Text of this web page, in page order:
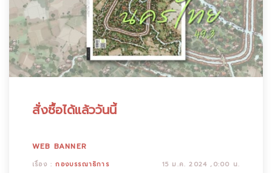
สั่งซื้อได้แล้ววันนี้
WEB BANNER
เรื่อง :กองบรรณาธิการ 15 ม.ค. 2024 ,0:00 น.